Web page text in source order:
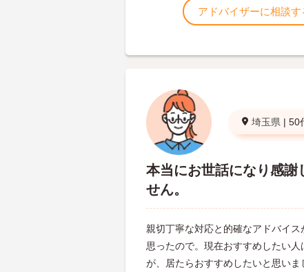
アドバイザーに相談す
埼玉県 | 50
本当にお世話になり感謝
せん。
親切丁寧な対応と的確なアドバイス
思ったので。現在おすすめしたい人
が、居たらおすすめしたいと思いま